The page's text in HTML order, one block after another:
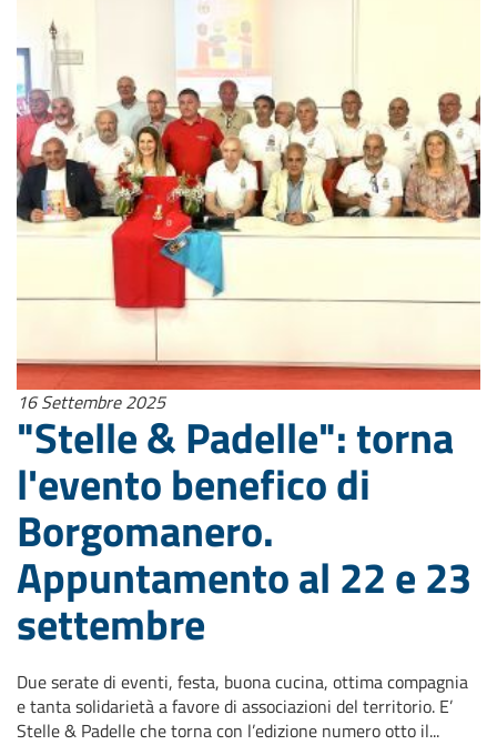
16 Settembre 2025
"Stelle & Padelle": torna
l'evento benefico di
Borgomanero.
Appuntamento al 22 e 23
settembre
Due serate di eventi, festa, buona cucina, ottima compagnia
e tanta solidarietà a favore di associazioni del territorio. E’
Stelle & Padelle che torna con l’edizione numero otto il...